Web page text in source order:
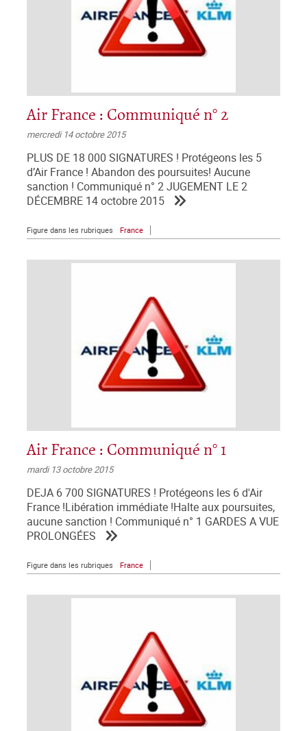
Air France : Communiqué n° 2
mercredi 14 octobre 2015
PLUS DE 18 000 SIGNATURES ! Protégeons les 5
d’Air France ! Abandon des poursuites! Aucune
sanction ! Communiqué n° 2 JUGEMENT LE 2
DÉCEMBRE 14 octobre 2015
Figure dans les rubriques France
Air France : Communiqué n° 1
mardi 13 octobre 2015
DEJA 6 700 SIGNATURES ! Protégeons les 6 d'Air
France !Libération immédiate !Halte aux poursuites,
aucune sanction ! Communiqué n° 1 GARDES A VUE
PROLONGÉES
Figure dans les rubriques France